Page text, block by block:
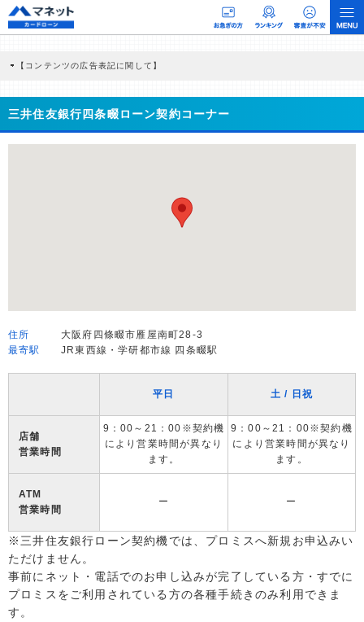
【コンテンツの広告表記に関して】
商品を根拠なくPRするものではなく、当編集部の調査／ユーザーへの口コミ収集な
どに基づき、公平性を担保した情報提供を行っています。
>提携企業一覧
三井住友銀行四条畷ローン契約コーナー
住所
大阪府四條畷市雁屋南町28-3
最寄駅
JR東西線・学研都市線 四条畷駅
平日 土 / 日祝
店舗
営業時間
9：00～21：00※契約機
により営業時間が異なり
ます。
9：00～21：00※契約機
により営業時間が異なり
ます。
ATM
営業時間
ー ー
※三井住友銀行ローン契約機では、プロミスへ新規お申込みい
ただけません。
事前にネット・電話でのお申し込みが完了している方・すでに
プロミスをご利用されている方の各種手続きのみ利用できま
す。